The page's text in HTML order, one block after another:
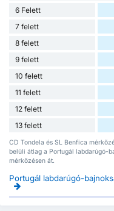
6 Felett
7 felett
8 felett
9 felett
10 felett
11 felett
12 felett
13 felett
CD Tondela és SL Benfica
belüli átlag a Portugál labdarúgó-
mérkőzésen át.
Portugál labdarúgó-